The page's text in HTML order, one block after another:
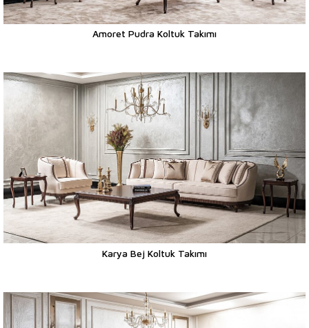
Amoret Pudra Koltuk Takımı
Karya Bej Koltuk Takımı